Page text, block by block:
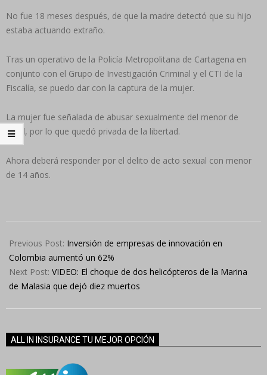
No fue 18 meses después, de que la madre detectó que su hijo
estaba actuando extraño.
Tras un operativo de la Policía Metropolitana de Cartagena en
conjunto con el Grupo de Investigación Criminal y el CTI de la
Fiscalía, se puedo dar con la captura de la mujer.
La mujer fue señalada de abusar sexualmente del menor de
edad, por lo que quedó privada de la libertad.
Ahora deberá responder por el delito de acto sexual con menor
de 14 años.
04-
23
Previous Post: Inversión de empresas de innovación en
Colombia aumentó un 62%
Next Post: VIDEO: El choque de dos helicópteros de la Marina
de Malasia que dejó diez muertos
ALL IN INSURANCE TU MEJOR OPCIÓN